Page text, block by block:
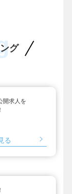
グ
開求人を
る